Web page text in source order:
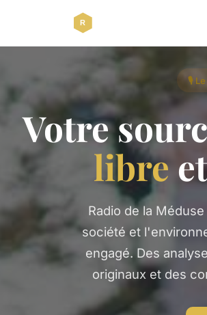
🎙️
Votre
libre
Radio de la
société et
engagé. Des
originaux et des